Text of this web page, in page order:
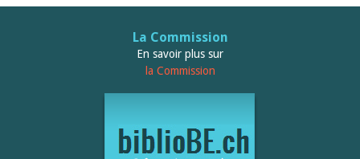
La Commission
En savoir plus sur
la Commission